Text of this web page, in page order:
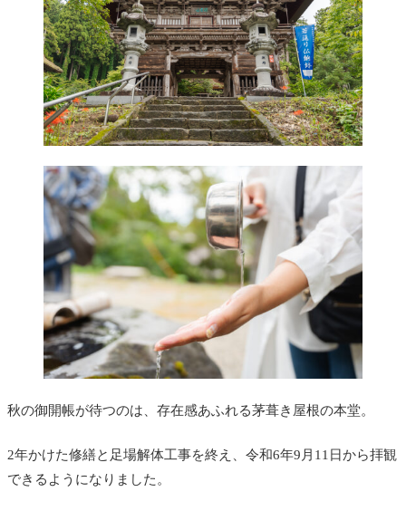
秋の御開帳が待つのは、存在感あふれる茅葺き屋根の本堂。
2年かけた修繕と足場解体工事を終え、令和6年9月11日から拝観
できるようになりました。